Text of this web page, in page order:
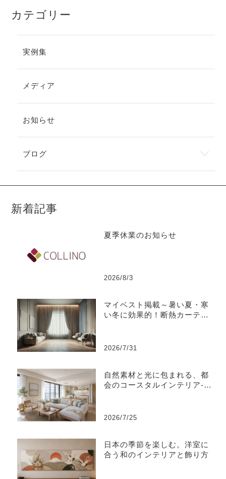
カテゴリー
実例集
メディア
お知らせ
ブログ
新着記事
夏季休業のお知らせ
2026/8/3
マイベスト掲載～暑い夏・寒
い冬に効果的！断熱カーテン
2026/7/31
自然素材と光に包まれる、都
会のコースタルインテリア-江
2026/7/25
日本の季節を楽しむ。洋室に
合う和のインテリアと飾り方